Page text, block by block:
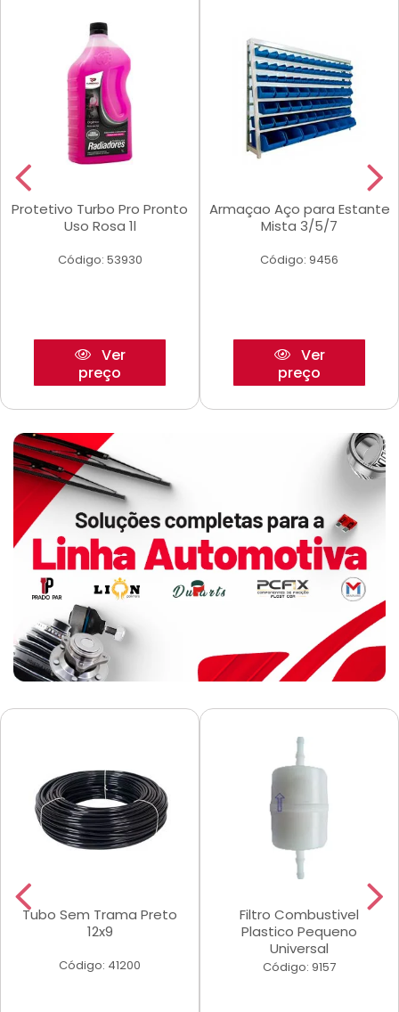
Protetivo Turbo Pro Pronto
Uso Rosa 1l
Código: 53930
Ver
preço
Armaçao Aço para Estante
Mista 3/5/7
Código: 9456
Ver
preço
Tubo Sem Trama Preto
12x9
Código: 41200
Filtro Combustivel
Plastico Pequeno
Universal
Código: 9157